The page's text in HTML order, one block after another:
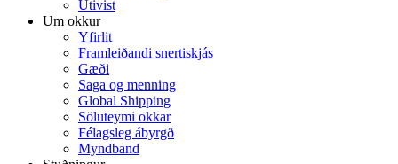
Útivist
Um okkur
Yfirlit
Framleiðandi snertiskjás
Gæði
Saga og menning
Global Shipping
Söluteymi okkar
Félagsleg ábyrgð
Myndband